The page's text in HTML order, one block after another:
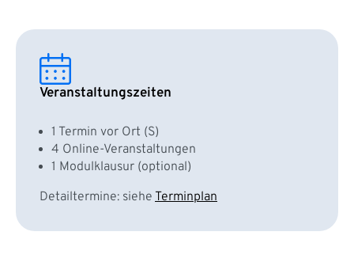
Veranstaltungszeiten
1 Termin vor Ort (S)
4 Online-Veranstaltungen
1 Modulklausur (optional)
Detailtermine: siehe Terminplan